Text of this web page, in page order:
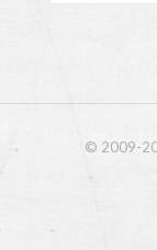
© 2009-